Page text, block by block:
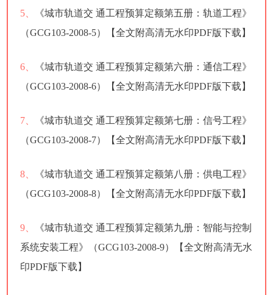
5、
《城市轨道交 通工程预算定额第五册：轨道工程》
（GCG103-2008-5）【全文附高清无水印PDF版下载】
6、
《城市轨道交 通工程预算定额第六册：通信工程》
（GCG103-2008-6）【全文附高清无水印PDF版下载】
7、
《城市轨道交 通工程预算定额第七册：信号工程》
（GCG103-2008-7）【全文附高清无水印PDF版下载】
8、
《城市轨道交 通工程预算定额第八册：供电工程》
（GCG103-2008-8）【全文附高清无水印PDF版下载】
9、
《城市轨道交 通工程预算定额第九册：智能与控制
系统安装工程》（GCG103-2008-9）【全文附高清无水
印PDF版下载】